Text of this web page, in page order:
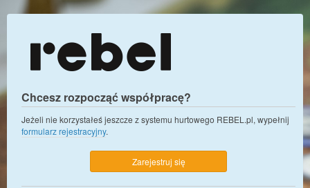
Chcesz rozpocząć współpracę?
Jeżeli nie korzystałeś jeszcze z systemu hurtowego REBEL.pl, wypełnij
formularz rejestracyjny.
Zarejestruj się